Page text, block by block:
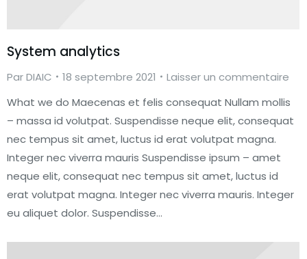
System analytics
ParDIAIC 18 septembre 2021
Laisser un commentaire
What we do Maecenas et felis consequat Nullam mollis
– massa id volutpat. Suspendisse neque elit, consequat
nec tempus sit amet, luctus id erat volutpat magna.
Integer nec viverra mauris Suspendisse ipsum – amet
neque elit, consequat nec tempus sit amet, luctus id
erat volutpat magna. Integer nec viverra mauris. Integer
eu aliquet dolor. Suspendisse…